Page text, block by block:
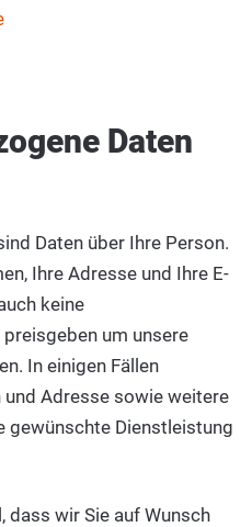
Daten
Daten über Ihre Person.
Ihre Adresse und Ihre E-
keine
um unsere
In einigen Fällen
Adresse sowie weitere
gewünschte Dienstleistung
dass wir Sie auf Wunsch